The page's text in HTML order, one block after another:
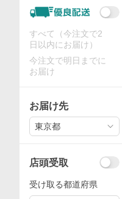
すべて（今注文で2
日以内にお届け）
今注文で明日までに
お届け
お届け先
東京都
店頭受取
受け取る都道府県